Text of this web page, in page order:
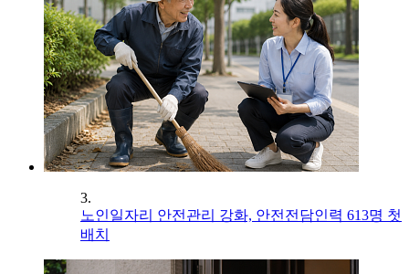
3.
노인일자리 안전관리 강화, 안전전담인력 613명 첫
배치